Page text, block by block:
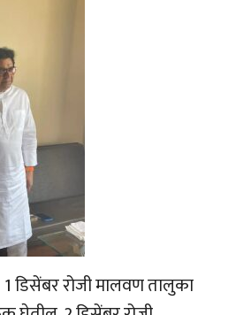
रोजी मालवण तालुका